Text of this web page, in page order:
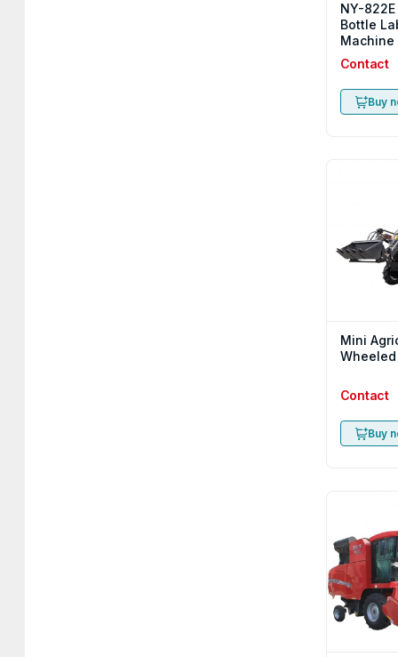
NY-
Bottle
Machine
Contact
Buy
Mini
Contact
Buy